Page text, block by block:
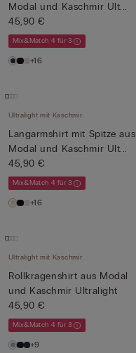
Modal und Kaschmir Ult...
45,90 €
Mix&Match 4 für 3
+16
Ultralight mit Kaschmir
Langarmshirt mit Spitze aus
Modal und Kaschmir Ult...
45,90 €
Mix&Match 4 für 3
+16
Ultralight mit Kaschmir
Rollkragenshirt aus Modal
und Kaschmir Ultralight
45,90 €
Mix&Match 4 für 3
+9